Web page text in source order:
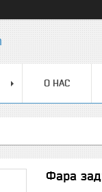
О НАС
Фара